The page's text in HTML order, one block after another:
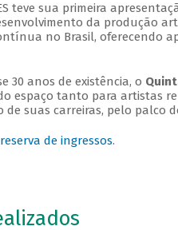
teve sua primeira
da produção
no Brasil, oferecendo
30 anos de existência, o
espaço tanto para artistas
de suas carreiras, pelo palco
reserva de ingressos.